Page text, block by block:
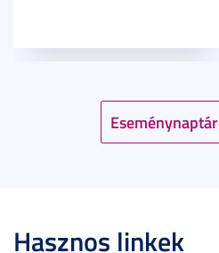
Eseménynaptár
Hasznos linkek